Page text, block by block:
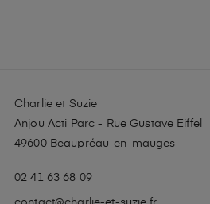
Charlie et Suzie
Anjou Acti Parc - Rue Gustave Eiffel
49600 Beaupréau-en-mauges
02 41 63 68 09